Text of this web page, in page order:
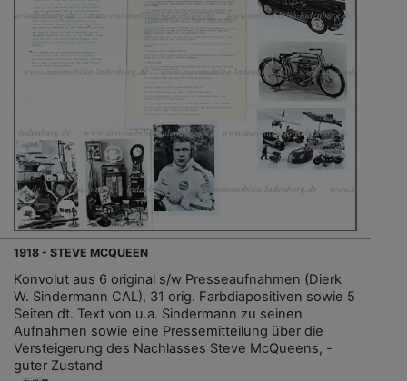
1918 - STEVE MCQUEEN
Konvolut aus 6 original s/w Presseaufnahmen (Dierk
W. Sindermann CAL), 31 orig. Farbdiapositiven sowie 5
Seiten dt. Text von u.a. Sindermann zu seinen
Aufnahmen sowie eine Pressemitteilung über die
Versteigerung des Nachlasses Steve McQueens, -
guter Zustand